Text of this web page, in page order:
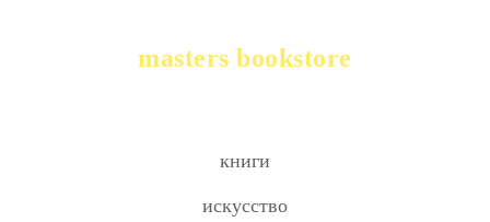
masters bookstore
книги
искусство